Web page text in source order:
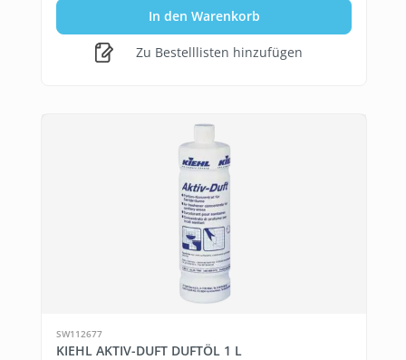
In den Warenkorb
Zu Bestelllisten hinzufügen
SW112677
KIEHL AKTIV-DUFT DUFTÖL 1 L